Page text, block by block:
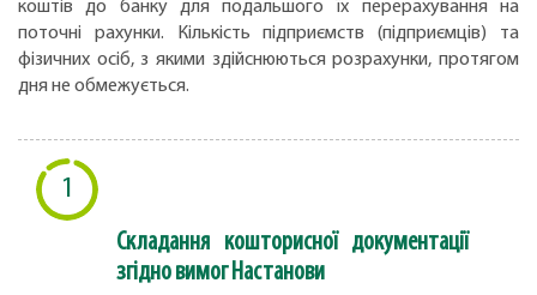
коштів до банку для подальшого їх перерахування на
поточні рахунки. Кількість підприємств (підприємців) та
фізичних осіб, з якими здійснюються розрахунки, протягом
дня не обмежується.
1
Складання кошторисної документації
згідно вимог Настанови